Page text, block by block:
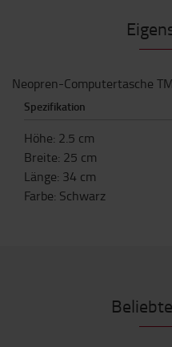
Neopren-Computertasche
Spezifikation
Höhe: 2.5 cm
Breite: 25 cm
Länge: 34 cm
Farbe: Schwarz